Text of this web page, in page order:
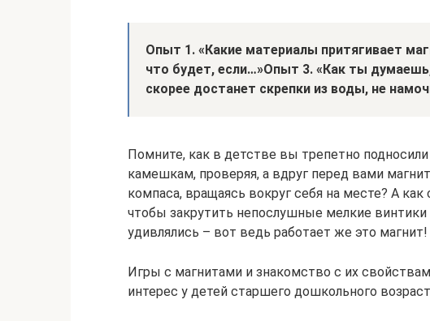
Опыт 1. «Какие материалы притягивает
что будет, если…»Опыт 3. «Как ты
скорее достанет скрепки из воды, не
Помните, как в детстве вы трепетно
камешкам, проверяя, а вдруг перед вами
компаса, вращаясь вокруг себя на месте? А как
чтобы закрутить непослушные мелкие
удивлялись – вот ведь работает же это магнит!
Игры с магнитами и знакомство с их
интерес у детей старшего дошкольного